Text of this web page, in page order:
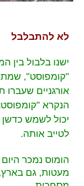
לא להתבלבל
ישנו בלבול בין
"קומפוסט",
אורגניים שעברו
הנקרא
יכול לשמש כדשן
לטייב אותה.
הומוס נמכר
מעטות, גם בארץ,